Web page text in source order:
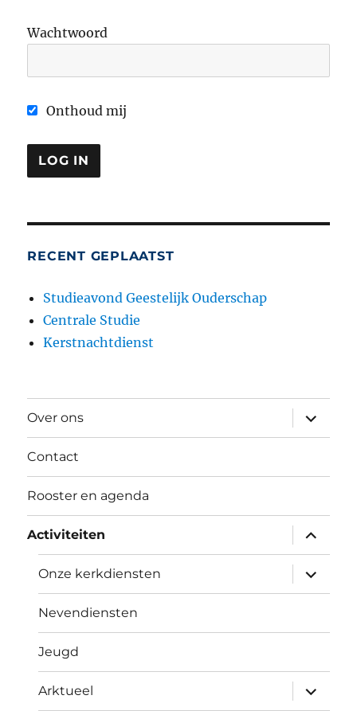
Wachtwoord
Onthoud mij
RECENT GEPLAATST
Studieavond Geestelijk Ouderschap
Centrale Studie
Kerstnachtdienst
Over ons
Contact
Rooster en agenda
Activiteiten
Onze kerkdiensten
Nevendiensten
Jeugd
Arktueel